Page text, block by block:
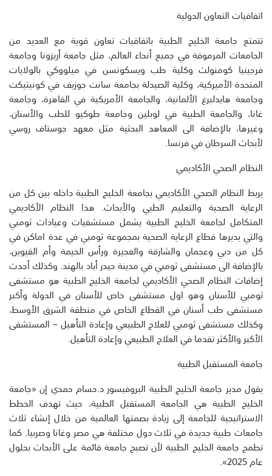
اتفاقيات التعاون الدولية
تتمتع جامعة الخليج الطبية باتفاقيات تعاون قوية مع العديد من
الجامعات المرموقة في جميع أنحاء العالم، مثل جامعة أريزونا وجامعة
فرجينيا كومنولث وكلية طب ويسكونسن في ميلووكي بالولايات
المتحدة الأميركية، وكلية الصيدلة بجامعة سانت جوزيف في كونيتيكت
وجامعة هايدلبرغ الألمانية، والجامعة الأمريكية في القاهرة، وجامعة
غانا، والجامعة الطبية في لوبلين وجامعة طوكيو للطب والأسنان،
وغيرها، بالإضافة الى المعاهد البحثية مثل معهد جوستاف روسي
لأبحاث السرطان في فرنسا.
النظام الصحي الأكاديمي
يربط النظام الصحي الأكاديمي بجامعة الخليج الطبية داخله بين كل من
الرعاية الصحية والتعليم الطبي والأبحاث. هذا النظام الأكاديمي
المتكامل لجامعة الخليج الطبية يشمل مستشفيات وعيادات ثومبي
والتي يديرها قطاع الرعاية الصحية بمجموعة ثومبي في عدة اماكن في
كل من دبي وعجمان والشارقة والفجيرة ورأس الخيمة وأم القيوين،
بالإضافة الى مستشفى ثومبي في مدينة حيدر أباد بالهند. وكذلك أحدث
إضافات النظام الصحي الأكاديمي لجامعة الخليج الطبية هو مستشفى
ثومبي للأسنان وهو اول مستشفى خاص للأسنان في الدولة وأكبر
مستشفى طب أسنان في القطاع الخاص في منطقة الشرق الأوسط،
وكذلك مستشفى ثومبي للعلاج الطبيعي وإعادة التأهيل – المستشفى
الأكبر والأكثر تقدما في العلاج الطبيعي وإعادة التأهيل.
جامعة المستقبل الطبية
يقول مدير جامعة الخليج الطبية البروفيسور د.حسام حمدي إن «جامعة
الخليج الطبية هي الجامعة المستقبل الطبية، حيث تهدف الخطط
الاستراتيجية للجامعة إلى زيادة بصمتها العالمية من خلال إنشاء ثلاث
جامعات طبية جديدة في ثلاث دول مختلفة هي مصر وغانا وصربيا. كما
تطمح جامعة الخليج الطبية لأن تصبح جامعة قائمة على الأبحاث بحلول
عام 2025».